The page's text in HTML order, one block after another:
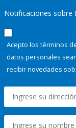
Notificaciones sobre
Acepto los términos
datos personales
recibir novedades